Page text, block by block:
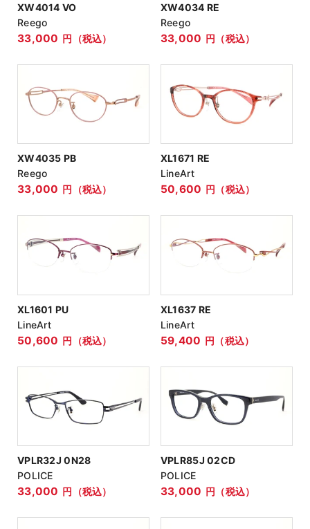
XW4014 VO
Reego
33,000 円（税込）
XW4034 RE
Reego
33,000 円（税込）
XW4035 PB
Reego
33,000 円（税込）
XL1671 RE
LineArt
50,600 円（税込）
XL1601 PU
LineArt
50,600 円（税込）
XL1637 RE
LineArt
59,400 円（税込）
VPLR32J 0N28
POLICE
33,000 円（税込）
VPLR85J 02CD
POLICE
33,000 円（税込）